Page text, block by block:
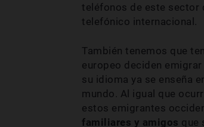
teléfonos de este sector
telefónico internacional.
También tenemos que
europeo deciden
su idioma ya se enseña
mundo. Al igual que
estos emigrantes
familiares y amigos que